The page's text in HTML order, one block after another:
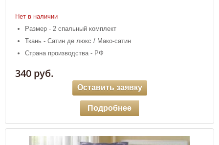
Нет в наличии
Размер - 2 спальный комплект
Ткань - Сатин де люкс / Мако-сатин
Страна производства - РФ
340 руб.
Оставить заявку
Подробнее